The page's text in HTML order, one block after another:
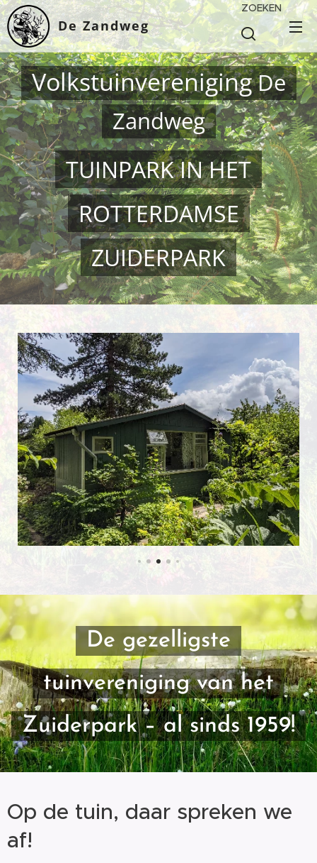
De Zandweg
ZOEKEN
VolkstuinverenigingDe
Zandweg
TUINPARK IN HET
ROTTERDAMSE
ZUIDERPARK
De gezelligste
tuinvereniging van het
Zuiderpark – al sinds 1959!
Op de tuin, daar spreken we
af!